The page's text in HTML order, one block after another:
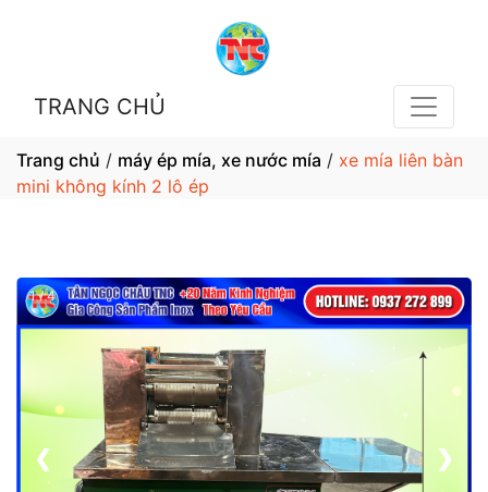
TRANG CHỦ
Trang chủ / máy ép mía, xe nước mía / xe mía liên bàn
mini không kính 2 lô ép
1 / 4
❮ ❯